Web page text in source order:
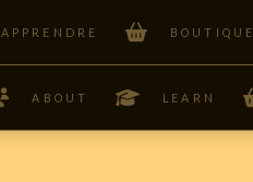
APPRENDRE BOUTIQUE
ABOUT LEARN